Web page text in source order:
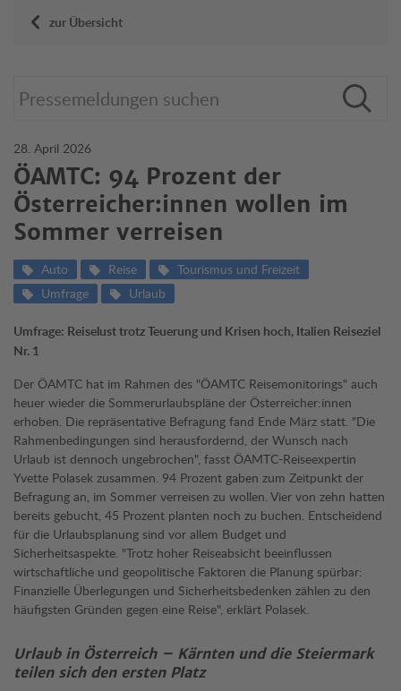
zur Übersicht
28. April 2026
ÖAMTC: 94 Prozent der
Österreicher:innen wollen im
Sommer verreisen
Auto Reise
Tourismus und Freizeit
Umfrage
Urlaub
Umfrage: Reiselust trotz Teuerung und Krisen hoch, Italien Reiseziel
Nr. 1
Der ÖAMTC hat im Rahmen des "ÖAMTC Reisemonitorings" auch
heuer wieder die Sommerurlaubspläne der Österreicher:innen
erhoben. Die repräsentative Befragung fand Ende März statt. "Die
Rahmenbedingungen sind herausfordernd, der Wunsch nach
Urlaub ist dennoch ungebrochen", fasst ÖAMTC-Reiseexpertin
Yvette Polasek zusammen. 94 Prozent gaben zum Zeitpunkt der
Befragung an, im Sommer verreisen zu wollen. Vier von zehn hatten
bereits gebucht, 45 Prozent planten noch zu buchen. Entscheidend
für die Urlaubsplanung sind vor allem Budget und
Sicherheitsaspekte. "Trotz hoher Reiseabsicht beeinflussen
wirtschaftliche und geopolitische Faktoren die Planung spürbar:
Finanzielle Überlegungen und Sicherheitsbedenken zählen zu den
häufigsten Gründen gegen eine Reise", erklärt Polasek.
Urlaub in Österreich – Kärnten und die Steiermark
teilen sich den ersten Platz